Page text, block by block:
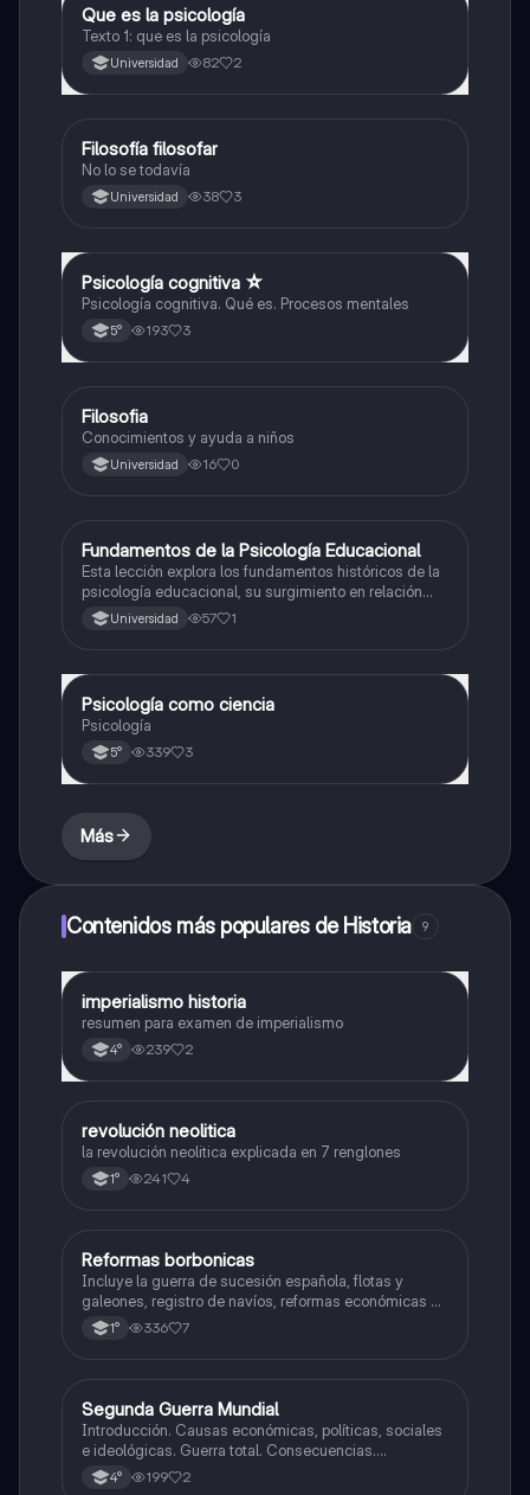
Filosofía
Que es la psicología
Texto 1: que es la psicología
Universidad 82 2
Filosofía
Filosofía filosofar
No lo se todavía
Universidad 38 3
Filosofía
Psicología cognitiva ☆
Psicología cognitiva. Qué es. Procesos mentales
5° 193 3
Filosofía
Filosofia
Conocimientos y ayuda a niños
Universidad 16 0
Filosofía
Fundamentos de la Psicología Educacional
Esta lección explora los fundamentos históricos de la
psicología educacional, su surgimiento en relación
con el aprendizaje y la escolarización, y su campo de
intervención.
Universidad 57 1
Filosofía
Psicología como ciencia
Psicología
5° 339 3
Más
Contenidos más populares de Historia 9
Historia
imperialismo historia
resumen para examen de imperialismo
4° 239 2
Historia
revolución neolitica
la revolución neolitica explicada en 7 renglones
1° 241 4
Historia
Reformas borbonicas
Incluye la guerra de sucesión española, flotas y
galeones, registro de navíos, reformas económicas y
virreinatos
1° 336 7
Historia
Segunda Guerra Mundial
Introducción. Causas económicas, políticas, sociales
e ideológicas. Guerra total. Consecuencias.
Tensiones en europa. Inicio de la guerra.
4° 199 2